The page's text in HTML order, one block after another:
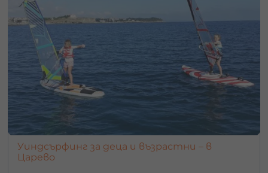
Уроците се провеждат всеки ден през юни / юли /
август с предварителна уговорка.
Обикновено уроците започват в 9:00
Уроците се провеждат по 1 час на ден, но този график
може да бъде пригоден към изискванията на клиента.
След урока можеш да си наемеш екипировката за да
затвърдиш придобитите умения.
Условия
Уиндсърфинг за деца и възрастни – в
Царево